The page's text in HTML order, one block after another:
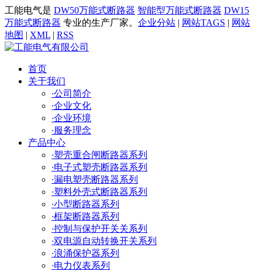
工能电气是 DW50万能式断路器 智能型万能式断路器 DW15
万能式断路器 专业的生产厂家。 企业分站 | 网站TAGS | 网站
地图 | XML | RSS
首页
关于我们
·公司简介
·企业文化
·企业环境
·服务理念
产品中心
·塑壳重合闸断路器系列
·电子式塑壳断路器系列
·漏电塑壳断路器系列
·塑料外壳式断路器系列
·小型断路器系列
·框架断路器系列
·控制与保护开关关系列
·双电源自动转换开关系列
·浪涌保护器系列
·电力仪表系列